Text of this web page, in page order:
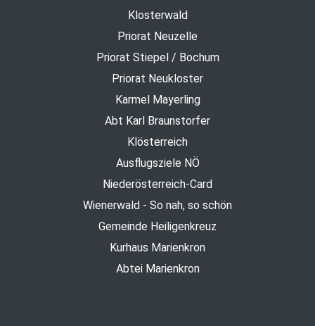
Klosterwald
Priorat Neuzelle
Priorat Stiepel / Bochum
Priorat Neukloster
Karmel Mayerling
Abt Karl Braunstorfer
Klösterreich
Ausflugsziele NÖ
Niederösterreich-Card
Wienerwald - So nah, so schön
Gemeinde Heiligenkreuz
Kurhaus Marienkron
Abtei Marienkron